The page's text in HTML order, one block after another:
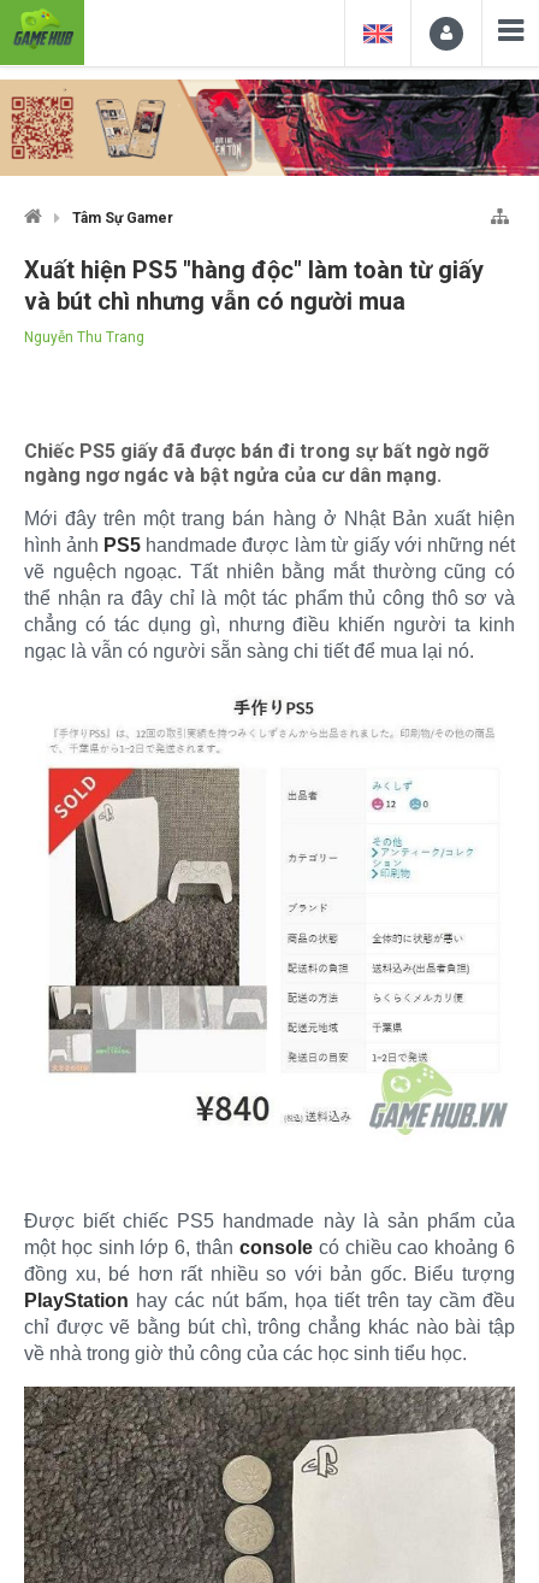
Tâm Sự Gamer
Xuất hiện PS5 "hàng độc" làm toàn từ giấy
và bút chì nhưng vẫn có người mua
Nguyễn Thu Trang
Chiếc PS5 giấy đã được bán đi trong sự bất ngờ ngỡ
ngàng ngơ ngác và bật ngửa của cư dân mạng.
Mới đây trên một trang bán hàng ở Nhật Bản xuất hiện
hình ảnh PS5 handmade được làm từ giấy với những nét
vẽ nguệch ngoạc. Tất nhiên bằng mắt thường cũng có
thể nhận ra đây chỉ là một tác phẩm thủ công thô sơ và
chẳng có tác dụng gì, nhưng điều khiến người ta kinh
ngạc là vẫn có người sẵn sàng chi tiết để mua lại nó.​
Được biết chiếc PS5 handmade này là sản phẩm của
một học sinh lớp 6, thân consolecó chiều cao khoảng 6
đồng xu, bé hơn rất nhiều so với bản gốc. Biểu tượng
PlayStation hay các nút bấm, họa tiết trên tay cầm đều
chỉ được vẽ bằng bút chì, trông chẳng khác nào bài tập
về nhà trong giờ thủ công của các học sinh tiểu học.​